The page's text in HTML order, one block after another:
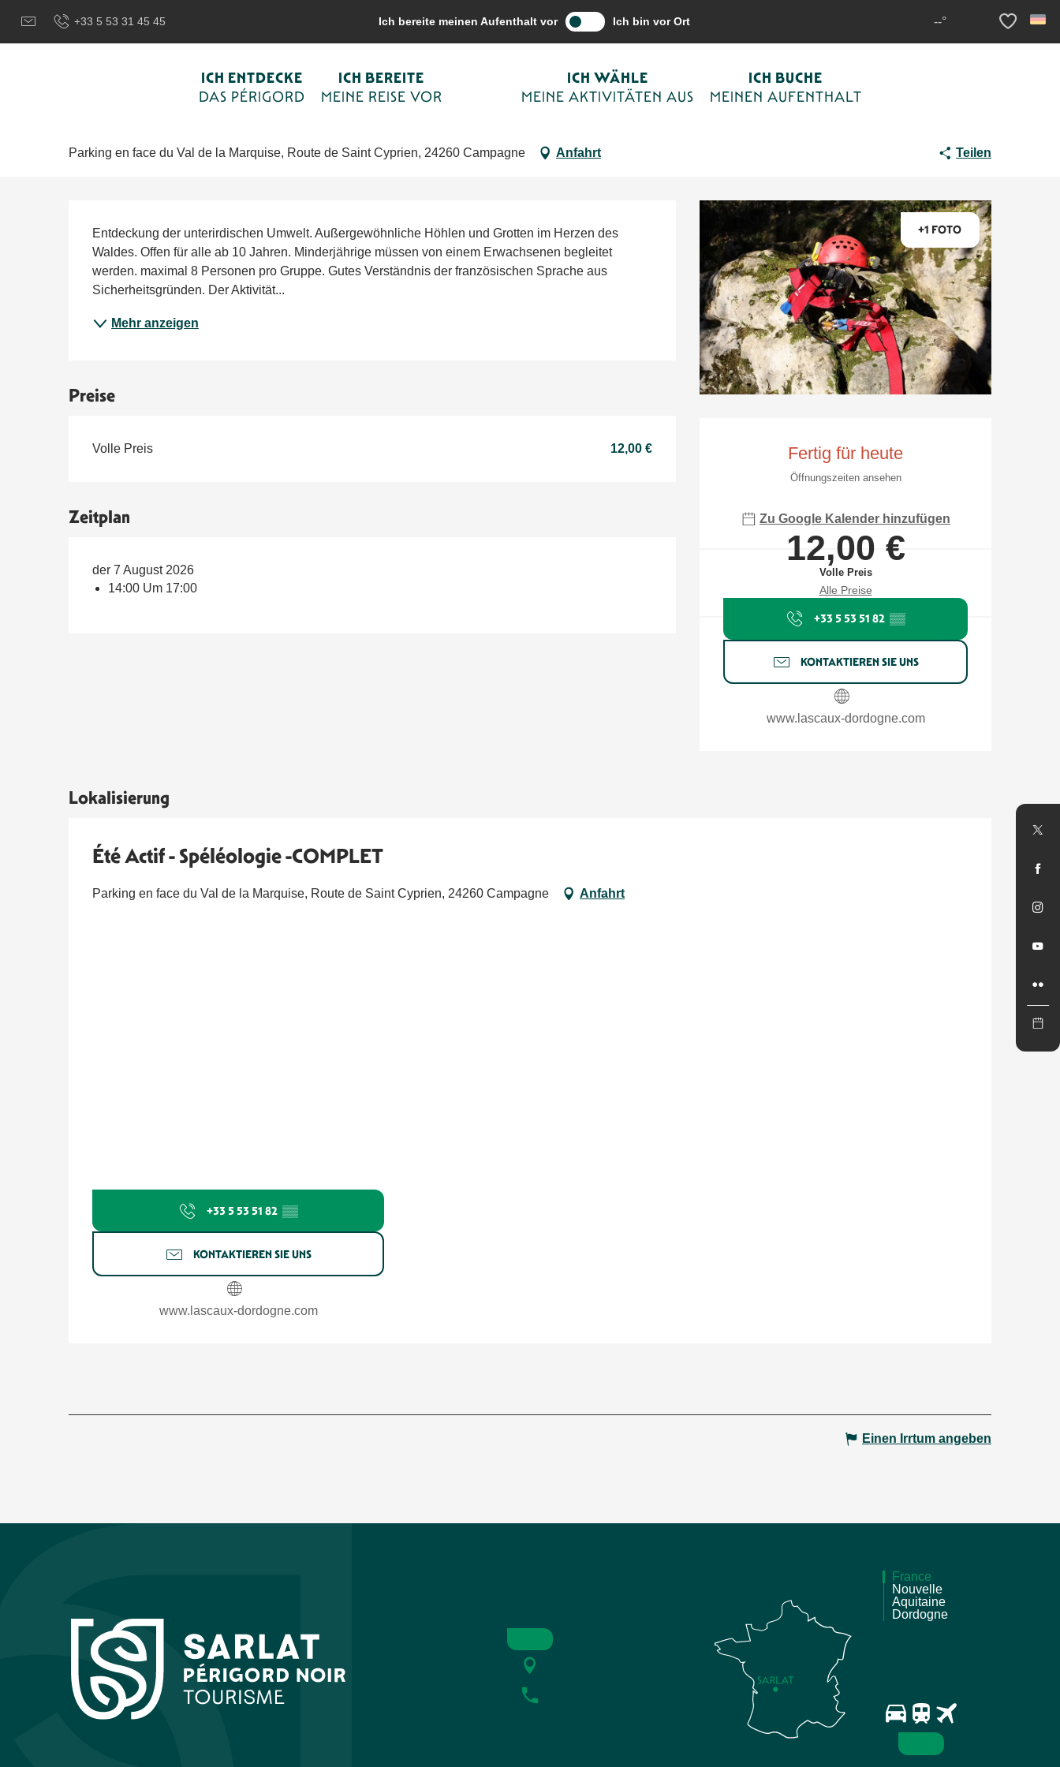
contenu
+33 5 53 31 45 45 Ich bereite meinen Aufenthalt vor Ich bin vor Ort
--°
Voir les
ICH ENTDECKE
DAS PÉRIGORD
ICH BEREITE
MEINE REISE VOR
ICH WÄHLE
MEINE AKTIVITÄTEN AUS
ICH BUCHE
MEINEN AUFENTHALT
Wilkommen in Sarlat und im Perigord Ich wähle meine Aktivitäten aus Terminkalender von Sarlat Été Actif - Spéléologie -COMPLET
Freitag 7. august von 14:00 bis zu 17:00
Été Actif - Spéléologie -COMPLET
Parking en face du Val de la Marquise, Route de Saint Cyprien, 24260 Campagne Anfahrt Teilen
+1 FOTO
Öffnungszeiten &
Fertig für heute
Öffnungszeiten ansehen
Zu Google Kalender hinzufügen
12,00 €
Volle Preis
Alle Preise
+33 5 53 51 82 ▒▒
KONTAKTIEREN SIE UNS
www.lascaux-dordogne.com
Beschreibung
Entdeckung der unterirdischen Umwelt. Außergewöhnliche Höhlen und Grotten im Herzen des
Waldes. Offen für alle ab 10 Jahren. Minderjährige müssen von einem Erwachsenen begleitet
werden. maximal 8 Personen pro Gruppe. Gutes Verständnis der französischen Sprache aus
Sicherheitsgründen. Der Aktivität...
Mehr anzeigen
Preise
Preise 2026
Volle Preis 12,00 €
Zeitplan
der 7 August 2026
14:00 Um 17:00
Lokalisierung
Été Actif - Spéléologie -COMPLET
Parking en face du Val de la Marquise, Route de Saint Cyprien, 24260 Campagne Anfahrt
+33 5 53 51 82 ▒▒
KONTAKTIEREN SIE UNS
www.lascaux-dordogne.com
Einen Irrtum angeben
France
Nouvelle
Aquitaine
Dordogne